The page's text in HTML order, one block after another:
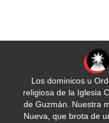
Los dominicos u
religiosa de la Iglesia
de Guzmán. Nuestra
Nueva, que brota de